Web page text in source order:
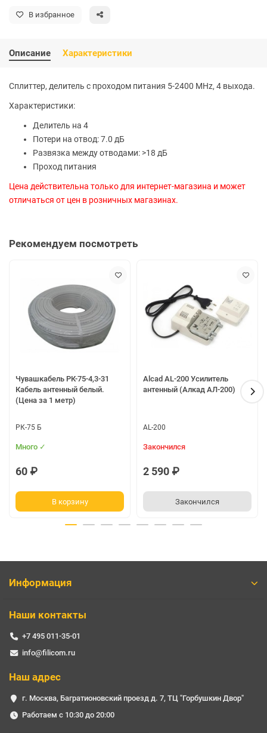
В избранное
Описание Характеристики
Сплиттер, делитель с проходом питания 5-2400 MHz, 4 выхода.
Характеристики:
Делитель на 4
Потери на отвод: 7.0 дБ
Развязка между отводами: >18 дБ
Проход питания
Цена действительна только для интернет-магазина и может
отличаться от цен в розничных магазинах.
Рекомендуем посмотреть
Чувашкабель РК-75-4,3-31
Кабель антенный белый.
(Цена за 1 метр)
РК-75 Б
Много ✓
60 ₽
В корзину
Alcad AL-200 Усилитель
антенный (Алкад АЛ-200)
AL-200
Закончился
2 590 ₽
Закончился
Информация
Наши контакты
+7 495 011-35-01
info@filicom.ru
Наш адрес
г. Москва, Багратионовский проезд д. 7, ТЦ "Горбушкин Двор"
Работаем с 10:30 до 20:00